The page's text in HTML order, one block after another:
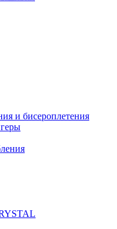
и бисероплетения